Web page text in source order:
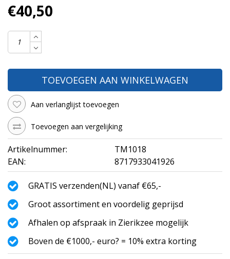
€40,50
TOEVOEGEN AAN WINKELWAGEN
Aan verlanglijst toevoegen
Toevoegen aan vergelijking
Artikelnummer:
TM1018
EAN:
8717933041926
GRATIS verzenden(NL) vanaf €65,-
Groot assortiment en voordelig geprijsd
Afhalen op afspraak in Zierikzee mogelijk
Boven de €1000,- euro? = 10% extra korting